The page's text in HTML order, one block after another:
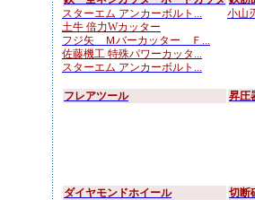
スターエム アンカーボルト...
土牛 倍力Wカッター
フジ矢 Ｍバーカッター Ｆ...
佐藤機工 特殊パワーカッタ...
スターエム アンカーボルト...
小山
フレアツール 昇圧
ダイヤモンドホイール
切断